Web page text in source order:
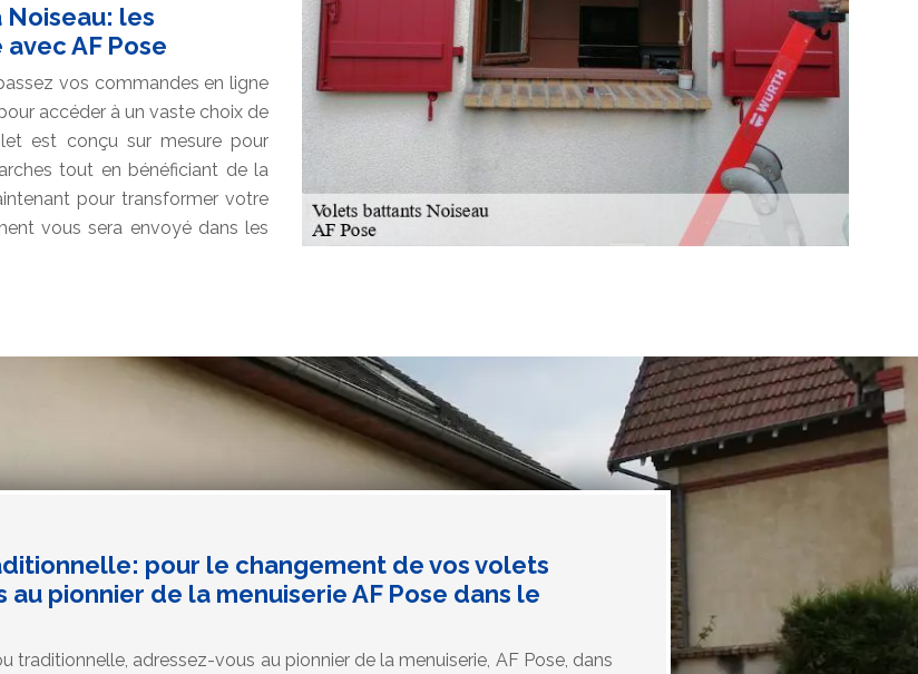
les
AF Pose
vos commandes en ligne
accéder à un vaste choix de
est conçu sur mesure pour
tout en bénéficiant de la
pour transformer votre
vous sera envoyé dans les
pour le changement de vos volets
pionnier de la menuiserie AF Pose dans le
traditionnelle, adressez-vous au pionnier de la menuiserie, AF Pose, dans